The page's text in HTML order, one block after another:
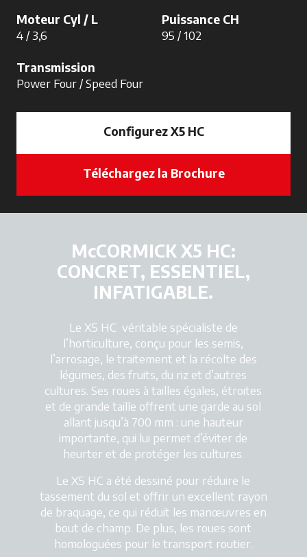
Moteur Cyl / L
4 / 3,6
Puissance CH
95 / 102
Transmission
Power Four / Speed Four
Configurez X5 HC
Téléchargez la Brochure
McCORMICK X5 HC:
CONCRET, ESSENTIEL,
INFATIGABLE.
Le X5 HC véritable spécialiste de
l’horticulture, conçu pour les semis,
l’arrosage, le traitement et la récolte des
légumes, des fruits, du riz et d’autres
cultures. Ses roues à tailles égales, étroites
et de grande taille offrent une garde au sol
allant jusqu’à 700 mm : une hauteur
importante, qui lui permet d’éviter de
heurter et de protéger les cultures.
Le X5 HC a été dessiné pour réduire le
tassement du sol et offrir un excellent rayon
de braquage, ce qui réduit les manœuvres en
bout de champ. De plus, les roues sont
homologuées pour le transport routier.